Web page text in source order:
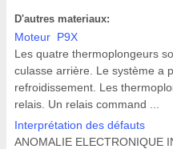
D'autres materiaux:
Moteur P9X
Les quatre thermoplongeurs
culasse arrière. Le système a
refroidissement. Les
relais. Un relais command ...
Interprétation des défauts
ANOMALIE ELECTRONIQUE